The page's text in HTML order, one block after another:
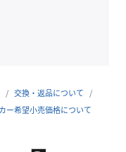
、デザインラウンド
ゴの3タイプのプリ
交換・返品について
ー希望小売価格について